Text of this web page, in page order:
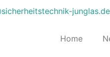
junglas.de
Home